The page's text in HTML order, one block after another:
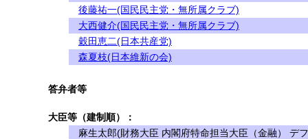
後藤祐一(国民民主党・無所属クラブ)
大西健介(国民民主党・無所属クラブ)
穀田恵二(日本共産党)
森夏枝(日本維新の会)
答弁者等
大臣等（建制順）：
麻生太郎(財務大臣 内閣府特命担当大臣（金融） デ